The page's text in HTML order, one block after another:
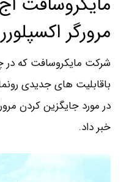
مرورگر
باقابلیت های جدیدی
در مورد جایگزین کردن
خبر داد.